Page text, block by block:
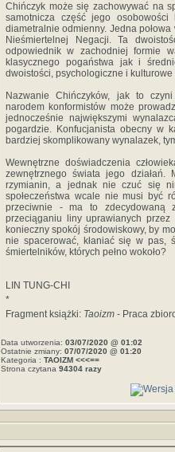
Chińczyk może się zachowywać na
samotnicza część jego
diametralnie odmienny. Jedna
Nieśmiertelnej Negacji. Ta
odpowiednik w zachodniej formie
klasycznego pogaństwa jak i
dwoistości, psychologiczne i
Nazwanie Chińczyków, jak to
narodem konformistów może
jednocześnie największymi
pogardzie. Konfucjanista obecny w
bardziej skomplikowany wynalazek,
Wewnętrzne doświadczenia
zewnętrznego świata jego
rzymianin, a jednak nie czuć się
społeczeństwa wcale nie musi być
przeciwnie - ma to zdecydowaną
przeciąganiu liny uprawianych
konieczny spokój środowiskowy, by
nie spacerować, kłaniać się w pas,
śmiertelników, których pełno wokoło?
LIN TUNG-CHI
*
Fragment książki: Taoizm - Praca
Data utworzenia: 03/07/2020 @ 01:02
Ostatnie zmiany: 07/07/2020 @ 01:20
Kategoria : TAOIZM <<<==
Strona czytana 94304 razy